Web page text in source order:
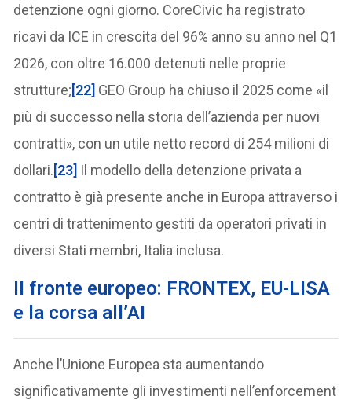
detenzione ogni giorno. CoreCivic ha registrato
ricavi da ICE in crescita del 96% anno su anno nel Q1
2026, con oltre 16.000 detenuti nelle proprie
strutture;[22] GEO Group ha chiuso il 2025 come «il
più di successo nella storia dell’azienda per nuovi
contratti», con un utile netto record di 254 milioni di
dollari.[23] Il modello della detenzione privata a
contratto è già presente anche in Europa attraverso i
centri di trattenimento gestiti da operatori privati in
diversi Stati membri, Italia inclusa.
Il fronte europeo: FRONTEX, EU-LISA
e la corsa all’AI
Anche l’Unione Europea sta aumentando
significativamente gli investimenti nell’enforcement